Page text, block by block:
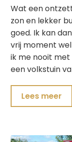
Wat een
zon en lekker
goed. Ik kan
vrij moment
ik me nooit
een volkstuin
Lees meer